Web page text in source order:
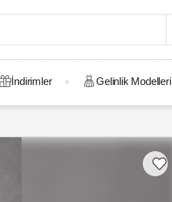
İndirimler Gelinlik Modelleri